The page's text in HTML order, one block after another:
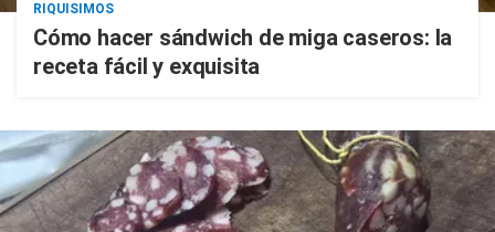
RIQUISIMOS
Cómo hacer sándwich de miga caseros: la
receta fácil y exquisita